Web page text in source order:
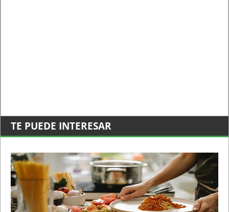
TE PUEDE INTERESAR